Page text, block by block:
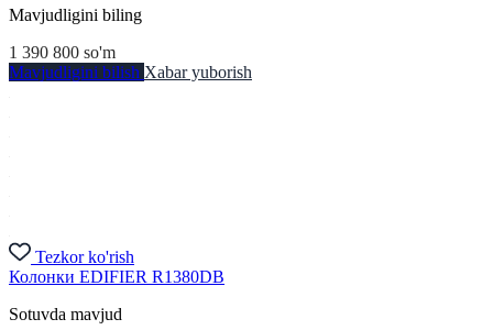
Mavjudligini biling
1 390 800 so'm
Mavjudligini bilish Xabar yuborish
Tezkor ko'rish
Колонки EDIFIER R1380DB
Sotuvda mavjud